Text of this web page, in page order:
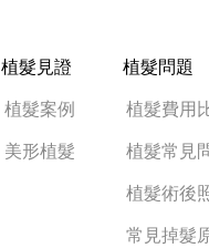
植髮見證
植髮案例
美形植髮
植髮問題
植髮費用
植髮常見
植髮術後
常見掉髮